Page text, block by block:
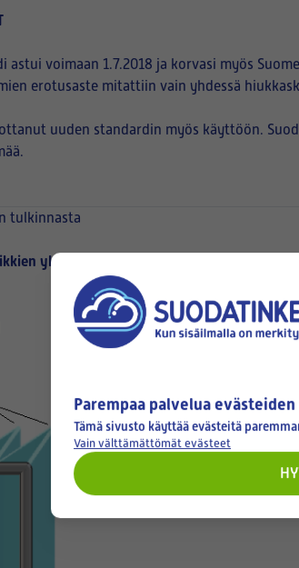
voimaan 1.7.2018 ja korvasi myös
erotusaste mitattiin vain yhdessä
uuden standardin myös käyttöön.
tulkinnasta
yksittäisten
Parempaa palvelua
Tämä sivusto käyttää evästeitä
Vain välttämättömät evästeet